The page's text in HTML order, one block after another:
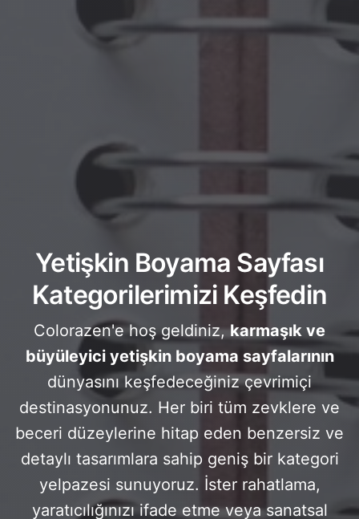
Yetişkin Boyama Sayfası
Kategorilerimizi Keşfedin
Colorazen'e hoş geldiniz,karmaşık ve
büyüleyici yetişkin boyama sayfalarının
dünyasını keşfedeceğiniz çevrimiçi
destinasyonunuz. Her biri tüm zevklere ve
beceri düzeylerine hitap eden benzersiz ve
detaylı tasarımlara sahip geniş bir kategori
yelpazesi sunuyoruz. İster rahatlama,
yaratıcılığınızı ifade etme veya sanatsal